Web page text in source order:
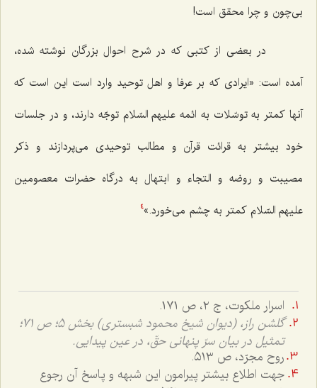
بی‌چون و چرا محقق است!
در بعضی از کتبی که در شرح احوال بزرگان نوشته شده،
آمده است: «ایرادی که بر عرفا و اهل توحید وارد است این است که
آنها کمتر به توسّلات به ائمه علیهم السّلام توجّه دارند، و در جلسات
خود بیشتر به قرائت قرآن و مطالب توحیدی می‌پردازند و ذکر
مصیبت و روضه و التجاء و ابتهال به درگاه حضرات معصومین
علیهم السّلام کمتر به چشم می‌خورد.»4
اسرار ملکوت، ج ٢، ص ١٧١.
گلشن راز، (دیوان شیخ محمود شبستری) بخش ٥؛ ص ٧١؛
تمثیل در بیان سرّ پنهانی حقّ، در عین پیدایی.
روح مجرّد، ص ٥١٣.
جهت اطلاع بیشتر پیرامون این شبهه و پاسخ آن رجوع